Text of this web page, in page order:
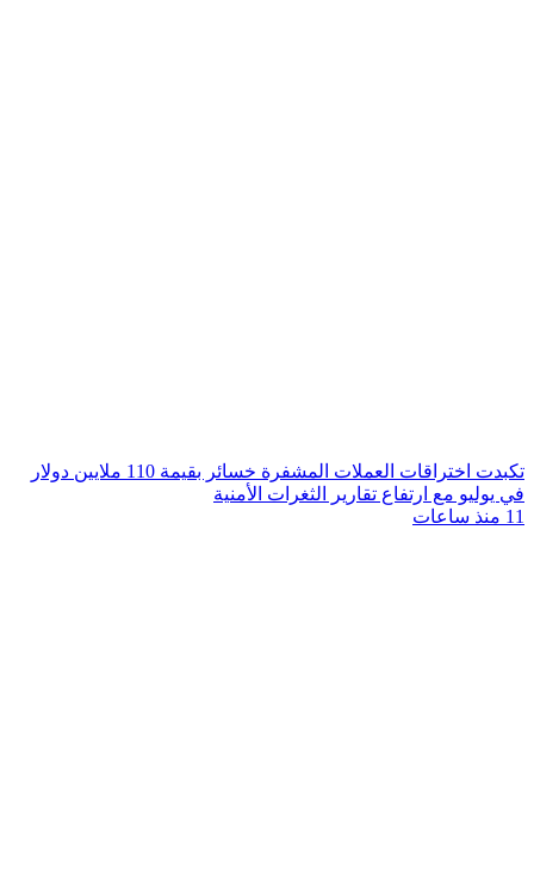
تكبدت اختراقات العملات المشفرة خسائر بقيمة 110 ملايين دولار
في يوليو مع ارتفاع تقارير الثغرات الأمنية
11 منذ ساعات